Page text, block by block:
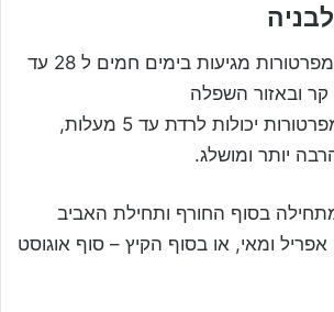
הקיץ חם ויבש והטמפרטורות מגיעות בימים חמים ל 28 עד
הקרוב להרים הטמפרטורות יכולות לרדת עד 5 מעלות,
יותר ומושלג.
בסוף החורף ותחילת האביב
ומאי, או בסוף הקיץ – סוף אוגוסט